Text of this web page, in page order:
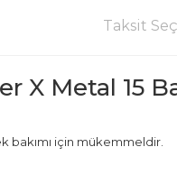
Taksit
X Metal 15
bakımı için mükemmeldir.